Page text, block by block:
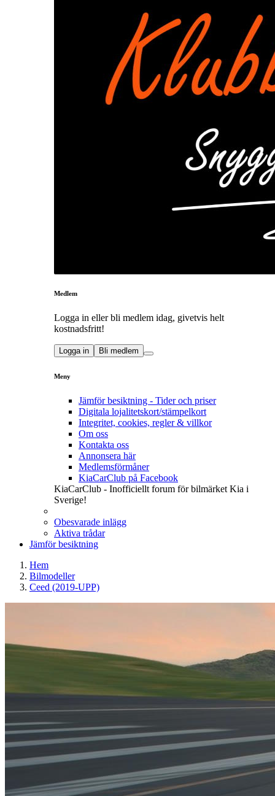
Medlem
Logga in eller bli medlem idag, givetvis helt
kostnadsfritt!
Logga in Bli medlem
Meny
Jämför besiktning - Tider och priser
Digitala lojalitetskort/stämpelkort
Integritet, cookies, regler & villkor
Om oss
Kontakta oss
Annonsera här
Medlemsförmåner
KiaCarClub på Facebook
KiaCarClub - Inofficiellt forum för bilmärket Kia i
Sverige!
Obesvarade inlägg
Aktiva trådar
Jämför besiktning
Hem
Bilmodeller
Ceed (2019-UPP)